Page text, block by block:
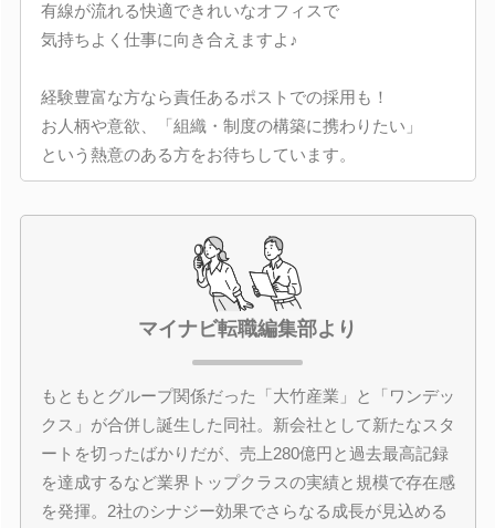
有線が流れる快適できれいなオフィスで
気持ちよく仕事に向き合えますよ♪
経験豊富な方なら責任あるポストでの採用も！
お人柄や意欲、「組織・制度の構築に携わりたい」
という熱意のある方をお待ちしています。
マイナビ転職編集部より
もともとグループ関係だった「大竹産業」と「ワンデッ
クス」が合併し誕生した同社。新会社として新たなスタ
ートを切ったばかりだが、売上280億円と過去最高記録
を達成するなど業界トップクラスの実績と規模で存在感
を発揮。2社のシナジー効果でさらなる成長が見込める